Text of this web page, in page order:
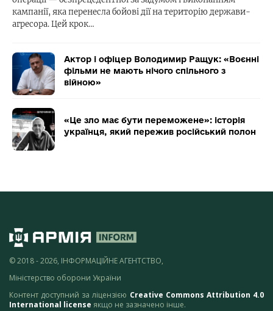
кампанії, яка перенесла бойові дії на територію держави-
агресора. Цей крок…
Актор і офіцер Володимир Ращук: «Воєнні
фільми не мають нічого спільного з
війною»
«Це зло має бути переможене»: історія
українця, який пережив російський полон
© 2018 - 2026, ІНФОРМАЦІЙНЕ АГЕНТСТВО,
Міністерство оборони України
Контент доступний за ліцензією Creative Commons Attribution 4.0
International license якщо не зазначено інше.